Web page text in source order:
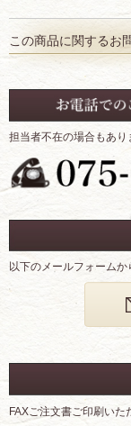
この商品に関するお
担当者不在の場合もあり
以下のメールフォーム
FAXご注文書ご印刷いた